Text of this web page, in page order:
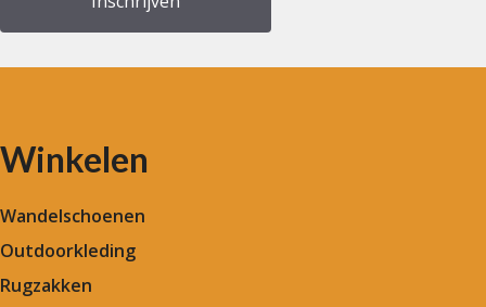
Winkelen
Wandelschoenen
Outdoorkleding
Rugzakken